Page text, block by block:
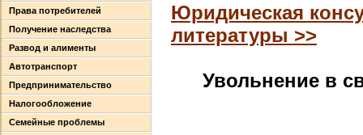
Права потребителей
Получение наследства
Развод и алименты
Автотранспорт
Предпринимательство
Налогообложение
Семейные проблемы
Юридическая
литературы >>
Увольнение в